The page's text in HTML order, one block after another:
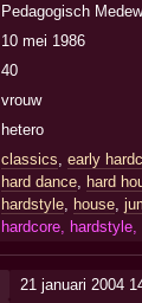
Pedagogisch
10 mei 1986
40
vrouw
hetero
classics, early
hard dance, hard
hardstyle, house,
hardcore,
21 januari 2004